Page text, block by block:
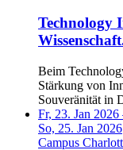
Technology
Beim
Stärkung von
Souveränität in
Fr, 23. Jan 2026
So, 25. Jan 2026
Campus